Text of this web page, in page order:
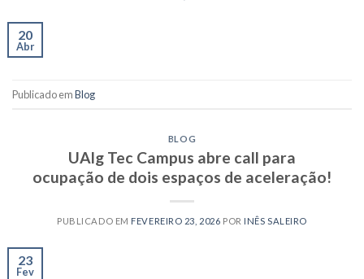
20
Abr
Publicado emBlog
BLOG
UAlg Tec Campus abre call para
ocupação de dois espaços de aceleração!
PUBLICADO EM FEVEREIRO 23, 2026 POR INÊS SALEIRO
23
Fev